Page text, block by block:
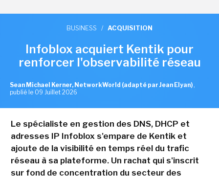
BUSINESS / ACQUISITION
Infoblox acquiert Kentik pour
renforcer l'observabilité réseau
Sean Michael Kerner, NetworkWorld (adapté par Jean Elyan) ,
publié le 09 Juillet 2026
Le spécialiste en gestion des DNS, DHCP et
adresses IP Infoblox s'empare de Kentik et
ajoute de la visibilité en temps réel du trafic
réseau à sa plateforme. Un rachat qui s'inscrit
sur fond de concentration du secteur des